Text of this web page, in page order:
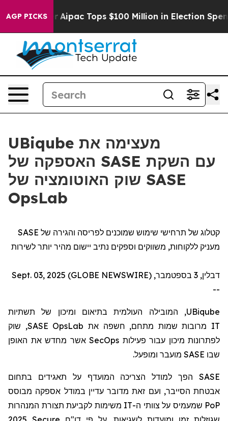
AGP PICKS
her Aipac Tops $100 Million in Election
UBiqube מעצימה את
האספקה של SASE עם השקת
שוק האוטומציה של SASE
OpsLab
קטלוג של תרחישי שימוש שמוכנים לפריסה והגירה של SASE
מעניק ללקוחות, משווקים וספקים נתיב יישום מהיר יותר לשירות
דבלין, 3 בספטמבר, Sept. 03, 2025 (GLOBE NEWSWIRE)
--
UBiqube, המובילה העולמית בתיאום ומיכון של תשתיות
IT מרובות שמות מתחם, חשפה את SASE OpsLab, שוק
לפתרונות מיכון עבור פעילות SecOps אשר מחדש את האופן
שבו SASE מועבר ומופעל.
SASE הפך למודל הצריכה המועדף על תאגידים בתחום
אבטחת הסייבר, ועם זאת מדובר עדיין במודל אספקה מבוסס
PoP שמעמיס על צוותי ה-IT משימות לקביעת תצורת המנהרות